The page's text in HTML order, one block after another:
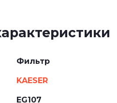
Фильтр
KAESER
EG107